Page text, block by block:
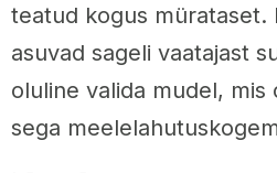
teatud kogus mürataset.
asuvad sageli vaatajast
oluline valida mudel, mis
sega